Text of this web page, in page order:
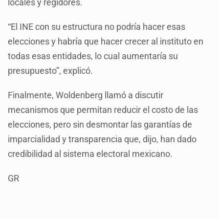
locales y regidores.
“El INE con su estructura no podría hacer esas
elecciones y habría que hacer crecer al instituto en
todas esas entidades, lo cual aumentaría su
presupuesto”, explicó.
Finalmente, Woldenberg llamó a discutir
mecanismos que permitan reducir el costo de las
elecciones, pero sin desmontar las garantías de
imparcialidad y transparencia que, dijo, han dado
credibilidad al sistema electoral mexicano.
GR